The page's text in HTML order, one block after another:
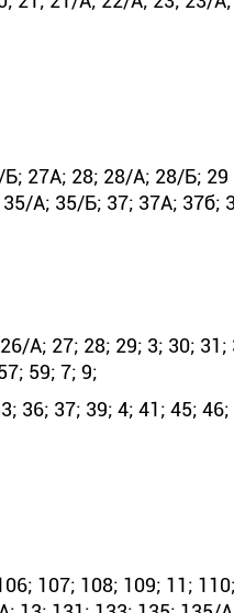
27А; 28; 28/А; 28/Б;
А; 35/Б; 37; 37А; 37б;
А; 27; 28; 29; 3; 30;
59; 7; 9;
36; 37; 39; 4; 41; 45; 46;
107; 108; 109; 11;